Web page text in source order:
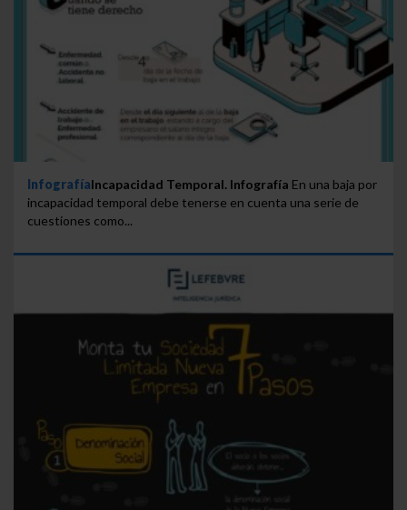
InfografíaIncapacidad Temporal. Infografía En una baja por
incapacidad temporal debe tenerse en cuenta una serie de
cuestiones como...